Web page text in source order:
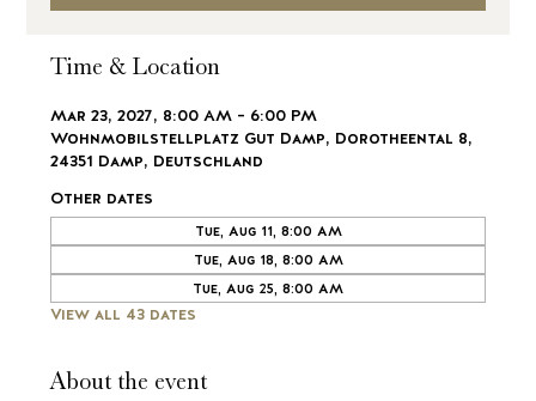
Time & Location
Mar 23, 2027, 8:00 AM – 6:00 PM
Wohnmobilstellplatz Gut Damp, Dorotheental 8,
24351 Damp, Deutschland
Other dates
Tue, Aug 11, 8:00 AM
Tue, Aug 18, 8:00 AM
Tue, Aug 25, 8:00 AM
View all 43 dates
About the event